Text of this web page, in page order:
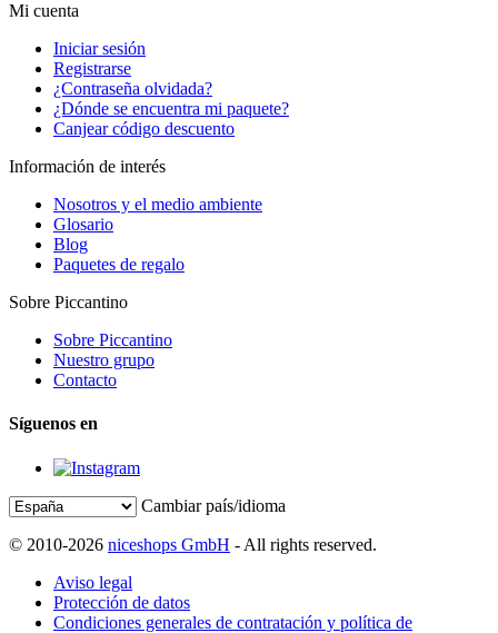
Mi cuenta
Iniciar sesión
Registrarse
¿Contraseña olvidada?
¿Dónde se encuentra mi paquete?
Canjear código descuento
Información de interés
Nosotros y el medio ambiente
Glosario
Blog
Paquetes de regalo
Sobre Piccantino
Sobre Piccantino
Nuestro grupo
Contacto
Síguenos en
Cambiar país/idioma
© 2010-2026 niceshops GmbH - All rights reserved.
Aviso legal
Protección de datos
Condiciones generales de contratación y política de